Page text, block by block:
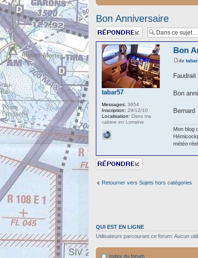
Bon Anniversaire
Répondre
Bon
de
Bon
Bernard
Mon blog
météo
tabar57
Messages: 3654
Inscription: 29/12/10
Localisation: Dans ma
cabine en Lorraine
Répondre
Retourner vers Sujets hors catégories
QUI EST EN LIGNE
Utilisateurs parcourant ce forum: Aucun
Index du forum